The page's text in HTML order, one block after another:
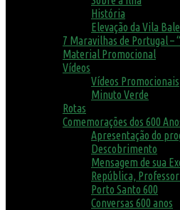
História
Elevação da Vila
7 Maravilhas de Portugal –
Material Promocional
Vídeos
Vídeos Promocionais
Minuto Verde
Rotas
Comemorações dos 600
Apresentação do
Descobrimento
Mensagem de sua
República,
Porto Santo 600
Conversas 600 anos